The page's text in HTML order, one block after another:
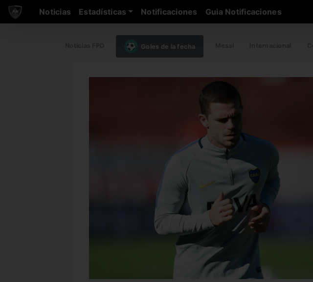
Noticias Estadísticas Notificaciones Guia Notificaciones
Goles de la fecha